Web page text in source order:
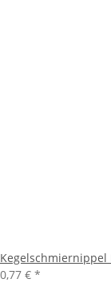
Kegelschmiernippel
0,77 € *